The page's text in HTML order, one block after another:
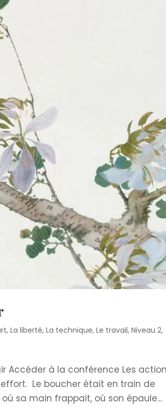
,La liberté,La technique,Le travail,Niveau 2,
Accéder à la conférence Les
Le boucher était en train de
sa main frappait, où son épaule...